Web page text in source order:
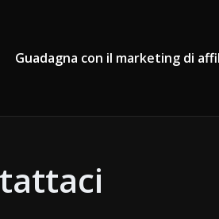
Guadagna con il marketing di